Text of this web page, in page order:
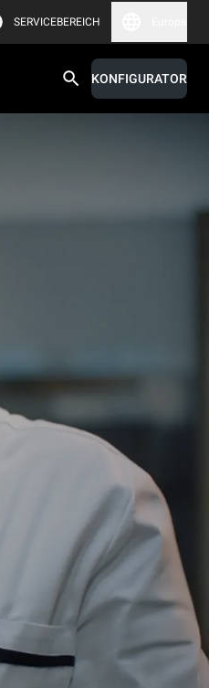
SERVICEBEREICH
KONFIGURATOR